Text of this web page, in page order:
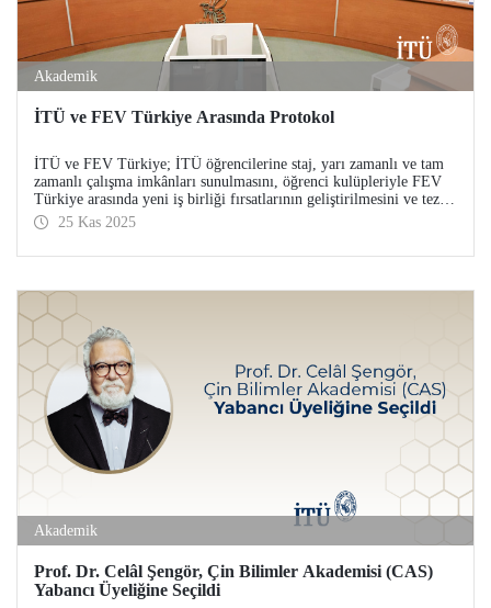
Akademik
İTÜ ve FEV Türkiye Arasında Protokol
İTÜ ve FEV Türkiye; İTÜ öğrencilerine staj, yarı zamanlı ve tam
zamanlı çalışma imkânları sunulmasını, öğrenci kulüpleriyle FEV
Türkiye arasında yeni iş birliği fırsatlarının geliştirilmesini ve tez
çalışmalarına yönelik ortak araştırma olanaklarının sağlanmasını
kapsayan bir protokole imza attı.
25 Kas 2025
Akademik
Prof. Dr. Celâl Şengör, Çin Bilimler Akademisi (CAS)
Yabancı Üyeliğine Seçildi